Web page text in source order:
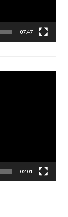
07:47
02:01